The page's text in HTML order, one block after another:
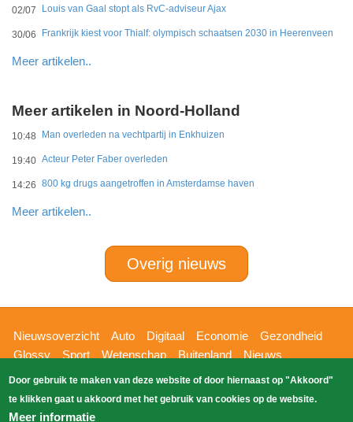
02/07 Louis van Gaal stopt als RvC-adviseur Ajax
30/06 Frankrijk kiest voor Thialf: olympisch schaatsen 2030 in Heerenveen
Meer artikelen..
Meer artikelen in Noord-Holland
10:48 Man overleden na vechtpartij in Enkhuizen
19:40 Acteur Peter Faber overleden
14:26 800 kg drugs aangetroffen in Amsterdamse haven
Meer artikelen..
Overig nieuws
Hoofdnavigatie
Nieuwsoverzicht Auto Digitaal Economie
Gezondheid
Glossy
Sport Wetenschap Buitenland
Nieuws
Bizzpress
Blik op 112 Provincies
Weekoverzicht
Zoeken
Copyright Blik Op Nieuws 2026gehost
Door gebruik te maken van deze website of door hiernaast op "Akkoord"
te klikken gaat u akkoord met het gebruik van cookies op de website.
Meer informatie